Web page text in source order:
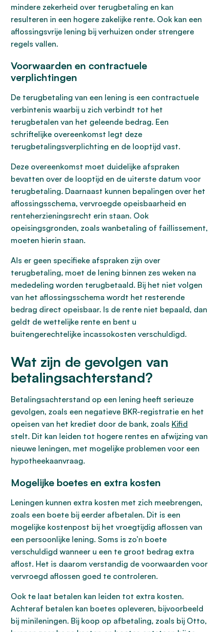
mindere zekerheid over terugbetaling en kan
resulteren in een hogere zakelijke rente. Ook kan een
aflossingsvrije lening bij verhuizen onder strengere
regels vallen.
Voorwaarden en contractuele
verplichtingen
De terugbetaling van een lening is een contractuele
verbintenis waarbij u zich verbindt tot het
terugbetalen van het geleende bedrag. Een
schriftelijke overeenkomst legt deze
terugbetalingsverplichting en de looptijd vast.
Deze overeenkomst moet duidelijke afspraken
bevatten over de looptijd en de uiterste datum voor
terugbetaling. Daarnaast kunnen bepalingen over het
aflossingsschema, vervroegde opeisbaarheid en
renteherzieningsrecht erin staan. Ook
opeisingsgronden, zoals wanbetaling of faillissement,
moeten hierin staan.
Als er geen specifieke afspraken zijn over
terugbetaling, moet de lening binnen zes weken na
mededeling worden terugbetaald. Bij het niet volgen
van het aflossingsschema wordt het resterende
bedrag direct opeisbaar. Is de rente niet bepaald, dan
geldt de wettelijke rente en bent u
buitengerechtelijke incassokosten verschuldigd.
Wat zijn de gevolgen van
betalingsachterstand?
Betalingsachterstand op een lening heeft serieuze
gevolgen, zoals een negatieve BKR-registratie en het
opeisen van het krediet door de bank, zoals Kifid
stelt. Dit kan leiden tot hogere rentes en afwijzing van
nieuwe leningen, met mogelijke problemen voor een
hypotheekaanvraag.
Mogelijke boetes en extra kosten
Leningen kunnen extra kosten met zich meebrengen,
zoals een boete bij eerder afbetalen. Dit is een
mogelijke kostenpost bij het vroegtijdig aflossen van
een persoonlijke lening. Soms is zo’n boete
verschuldigd wanneer u een te groot bedrag extra
aflost. Het is daarom verstandig de voorwaarden voor
vervroegd aflossen goed te controleren.
Ook te laat betalen kan leiden tot extra kosten.
Achteraf betalen kan boetes opleveren, bijvoorbeeld
bij minileningen. Bij koop op afbetaling, zoals bij Otto,